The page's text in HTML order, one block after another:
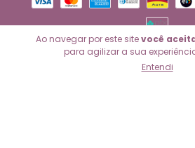
Ao navegar por este sitevocê
para agilizar a sua
Entendi